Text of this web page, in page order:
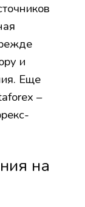
и
Еще
–
на